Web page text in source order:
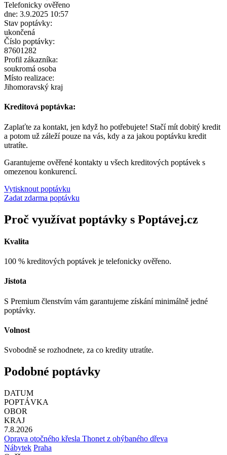
Telefonicky ověřeno
dne: 3.9.2025 10:57
Stav poptávky:
ukončená
Číslo poptávky:
87601282
Profil zákazníka:
soukromá osoba
Místo realizace:
Jihomoravský kraj
Kreditová poptávka:
Zaplaťte za kontakt, jen když ho potřebujete! Stačí mít dobitý kredit
a potom už záleží pouze na vás, kdy a za jakou poptávku kredit
utratíte.
Garantujeme ověřené kontakty u všech kreditových poptávek s
omezenou konkurencí.
Vytisknout poptávku
Zadat zdarma poptávku
Proč využívat poptávky s Poptávej.cz
Kvalita
100 % kreditových poptávek je telefonicky ověřeno.
Jistota
S Premium členstvím vám garantujeme získání minimálně jedné
poptávky.
Volnost
Svobodně se rozhodnete, za co kredity utratíte.
Podobné poptávky
DATUM
POPTÁVKA
OBOR
KRAJ
7.8.2026
Oprava otočného křesla Thonet z ohýbaného dřeva
Nábytek Praha